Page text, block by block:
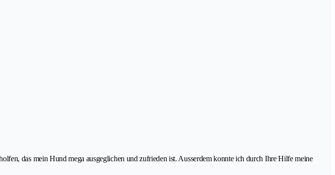
das mein Hund mega ausgeglichen und zufrieden ist. Ausserdem konnte ich durch Ihre Hilfe meine